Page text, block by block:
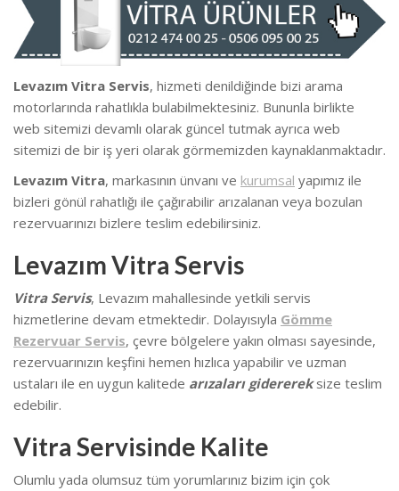
Levazım Vitra Servis, hizmeti denildiğinde bizi arama
motorlarında rahatlıkla bulabilmektesiniz. Bununla birlikte
web sitemizi devamlı olarak güncel tutmak ayrıca web
sitemizi de bir iş yeri olarak görmemizden kaynaklanmaktadır.
Levazım Vitra, markasının ünvanı ve kurumsal yapımız ile
bizleri gönül rahatlığı ile çağırabilir arızalanan veya bozulan
rezervuarınızı bizlere teslim edebilirsiniz.
Levazım Vitra Servis
Vitra Servis, Levazım mahallesinde yetkili servis
hizmetlerine devam etmektedir. Dolayısıyla Gömme
Rezervuar Servis, çevre bölgelere yakın olması sayesinde,
rezervuarınızın keşfini hemen hızlıca yapabilir ve uzman
ustaları ile en uygun kalitede arızaları giderereksize teslim
edebilir.
Vitra Servisinde Kalite
Olumlu yada olumsuz tüm yorumlarınız bizim için çok